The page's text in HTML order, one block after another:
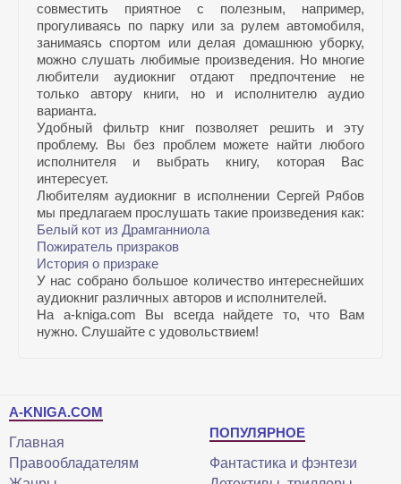
совместить приятное с полезным, например,
прогуливаясь по парку или за рулем автомобиля,
занимаясь спортом или делая домашнюю уборку,
можно слушать любимые произведения. Но многие
любители аудиокниг отдают предпочтение не
только автору книги, но и исполнителю аудио
варианта.
Удобный фильтр книг позволяет решить и эту
проблему. Вы без проблем можете найти любого
исполнителя и выбрать книгу, которая Вас
интересует.
Любителям аудиокниг в исполнении Сергей Рябов
мы предлагаем прослушать такие произведения как:
Белый кот из Драмганниола
Пожиратель призраков
История о призраке
У нас собрано большое количество интереснейших
аудиокниг различных авторов и исполнителей.
На a-kniga.com Вы всегда найдете то, что Вам
нужно. Слушайте с удовольствием!
A-KNIGA.COM
Главная
Правообладателям
ПОПУЛЯРНОЕ
Фантастика и фэнтези